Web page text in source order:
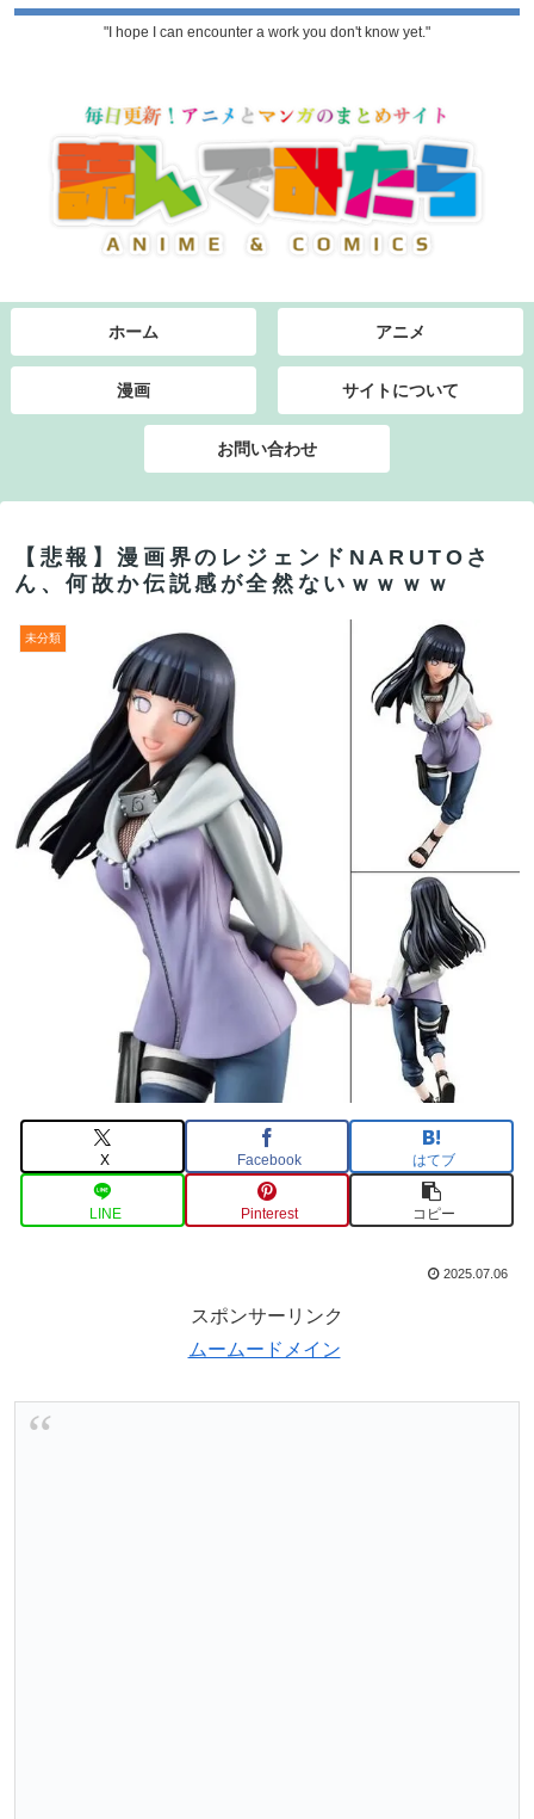
"I hope I can encounter a work you don't know yet."
ホーム アニメ
漫画 サイトについて
お問い合わせ
【悲報】漫画界のレジェンドNARUTOさ
ん、何故か伝説感が全然ないｗｗｗｗ
未分類
X Facebook はてブ
LINE Pinterest コピー
2025.07.06
スポンサーリンク
ムームードメイン